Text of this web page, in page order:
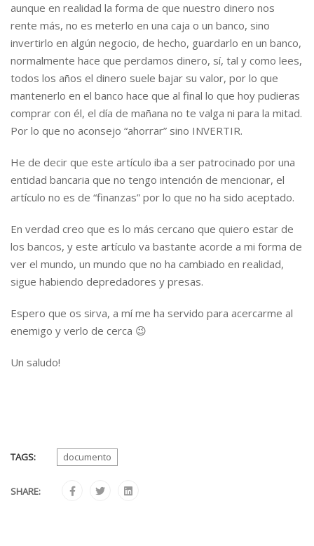
aunque en realidad la forma de que nuestro dinero nos
rente más, no es meterlo en una caja o un banco, sino
invertirlo en algún negocio, de hecho, guardarlo en un banco,
normalmente hace que perdamos dinero, sí, tal y como lees,
todos los años el dinero suele bajar su valor, por lo que
mantenerlo en el banco hace que al final lo que hoy pudieras
comprar con él, el día de mañana no te valga ni para la mitad.
Por lo que no aconsejo “ahorrar” sino INVERTIR.
He de decir que este artículo iba a ser patrocinado por una
entidad bancaria que no tengo intención de mencionar, el
artículo no es de “finanzas” por lo que no ha sido aceptado.
En verdad creo que es lo más cercano que quiero estar de
los bancos, y este artículo va bastante acorde a mi forma de
ver el mundo, un mundo que no ha cambiado en realidad,
sigue habiendo depredadores y presas.
Espero que os sirva, a mí me ha servido para acercarme al
enemigo y verlo de cerca 😉
Un saludo!
TAGS: documento
SHARE: